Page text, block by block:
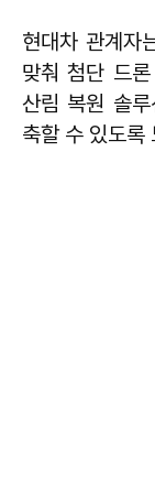
현대차 관계자
맞춰 첨단 드
산림 복원 솔
축할 수 있도록